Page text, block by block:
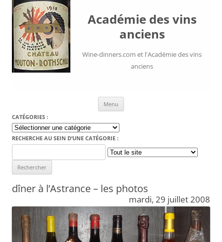
Académie des vins
anciens
Wine-dinners.com et l'Académie des vins
anciens
Menu
CATÉGORIES :
Catégories
:
RECHERCHE AU SEIN D’UNE CATÉGORIE :
for:
dîner à l’Astrance – les photos
mardi, 29 juillet 2008